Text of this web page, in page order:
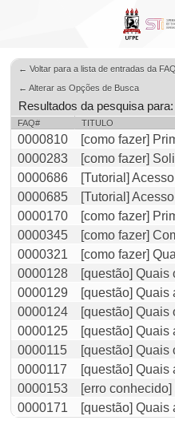
← Voltar para a lista de entradas da FAQ
← Alterar as Opções de Busca
Resultados da pesquisa para:
FAQ#
TITULO
0000810
[como fazer]
0000283
[como fazer]
0000686
[Tutorial]
0000685
[Tutorial]
0000170
[como fazer]
0000345
[como fazer]
0000321
[como fazer]
0000128
[questão] Quais
0000129
[questão] Quais
0000124
[questão] Quais
0000125
[questão] Quais
0000115
[questão] Quais
0000117
[questão] Quais
0000153
[erro
0000171
[questão]